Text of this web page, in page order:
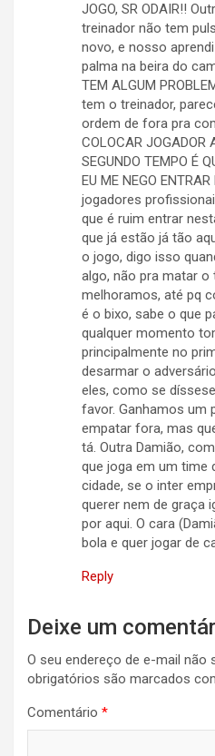
JOGO, SR ODAIR!!
treinador não tem
novo, e nosso
palma na beira do
TEM ALGUM
tem o treinador,
ordem de fora pra
COLOCAR JOGADOR
SEGUNDO TEMPO É
EU ME NEGO
jogadores
que é ruim entrar
que já estão já tão
o jogo, digo isso
algo, não pra matar
melhoramos, até pq
é o bixo, sabe o que
qualquer momento
principalmente no
desarmar o
eles, como se
favor. Ganhamos um
empatar fora, mas
tá. Outra Damião,
que joga em um time
cidade, se o inter
querer nem de graça
por aqui. O cara
bola e quer jogar de
Reply
Deixe um
O seu endereço de e-mail não
obrigatórios são marcados
Comentário *